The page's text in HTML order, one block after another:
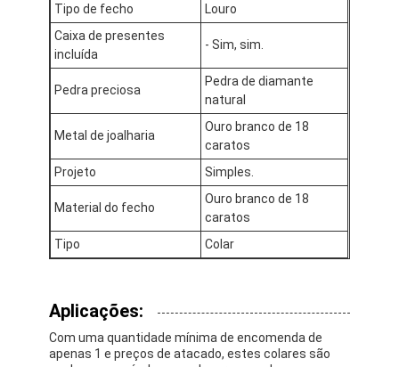
Visita à fábrica
Controle de qualidade
Casos
Blogue
Colares de ouro de 18K
Tipo de fecho
Louro
Caixa de presentes
incluída
- Sim, sim.
Pedra preciosa
Pedra de diamante
natural
Metal de joalharia
Ouro branco de 18
caratos
Projeto
Simples.
Material do fecho
Ouro branco de 18
caratos
Tipo
Colar
Aplicações:
Com uma quantidade mínima de encomenda de
apenas 1 e preços de atacado, estes colares são